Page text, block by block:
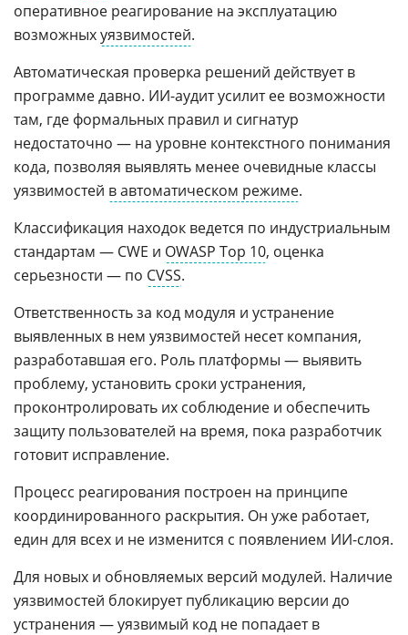
оперативное реагирование на эксплуатацию
возможныхуязвимостей.
Автоматическая проверка решений действует в
программе давно. ИИ-аудит усилит ее возможности
там, где формальных правил и сигнатур
недостаточно — на уровне контекстного понимания
кода, позволяя выявлять менее очевидные классы
уязвимостей в автоматическом режиме.
Классификация находок ведется по индустриальным
стандартам — CWE и OWASP Top 10, оценка
серьезности — по CVSS.
Ответственность за код модуля и устранение
выявленных в нем уязвимостей несет компания,
разработавшая его. Роль платформы — выявить
проблему, установить сроки устранения,
проконтролировать их соблюдение и обеспечить
защиту пользователей на время, пока разработчик
готовит исправление.
Процесс реагирования построен на принципе
координированного раскрытия. Он уже работает,
един для всех и не изменится с появлением ИИ-слоя.
Для новых и обновляемых версий модулей. Наличие
уязвимостей блокирует публикацию версии до
устранения — уязвимый код не попадает в